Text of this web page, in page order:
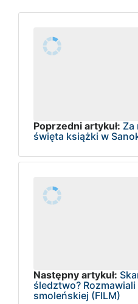
Poprzedni artykuł: Za
święta książki w
Następny artykuł:
śledztwo?
smoleńskiej (FILM)